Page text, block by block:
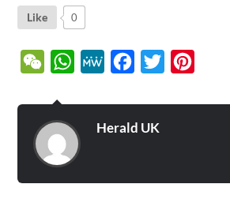
Like 0
WeChatWhatsApp
MeWe Facebook
Twitter
Herald UK